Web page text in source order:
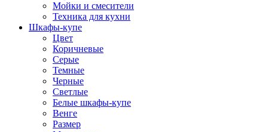
Мойки и смесители
Техника для кухни
Шкафы-купе
Цвет
Коричневые
Серые
Темные
Черные
Светлые
Белые шкафы-купе
Венге
Размер